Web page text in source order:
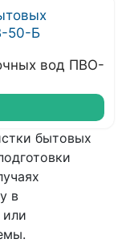
вод ПВО-
бытовых
в
или